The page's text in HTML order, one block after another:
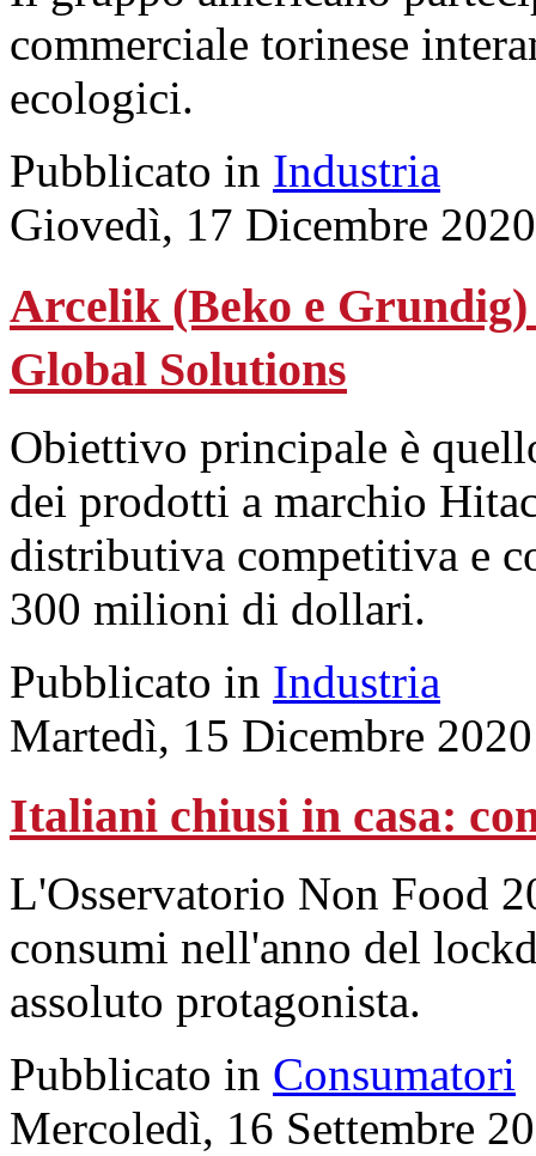
commerciale torinese
ecologici.
Pubblicato in Industria
Giovedì, 17 Dicembre
Arcelik (Beko e
Global Solutions
Obiettivo principale è
dei prodotti a marchio
distributiva competitiva e
300 milioni di dollari.
Pubblicato in Industria
Martedì, 15 Dicembre
Italiani chiusi in casa:
L'Osservatorio Non Food
consumi nell'anno del
assoluto protagonista.
Pubblicato in Consumatori
Mercoledì, 16 Settembre